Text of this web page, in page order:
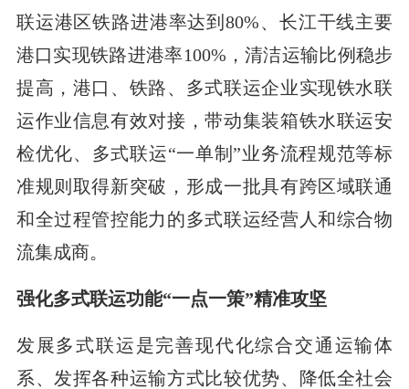
联运港区铁路进港率达到80%、长江干线主要
港口实现铁路进港率100%，清洁运输比例稳步
提高，港口、铁路、多式联运企业实现铁水联
运作业信息有效对接，带动集装箱铁水联运安
检优化、多式联运“一单制”业务流程规范等标
准规则取得新突破，形成一批具有跨区域联通
和全过程管控能力的多式联运经营人和综合物
流集成商。
强化多式联运功能“一点一策”精准攻坚
发展多式联运是完善现代化综合交通运输体
系、发挥各种运输方式比较优势、降低全社会